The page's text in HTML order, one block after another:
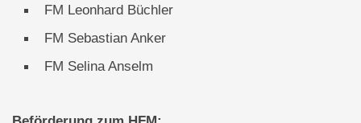
FM Leonhard Büchler
FM Sebastian Anker
FM Selina Anselm